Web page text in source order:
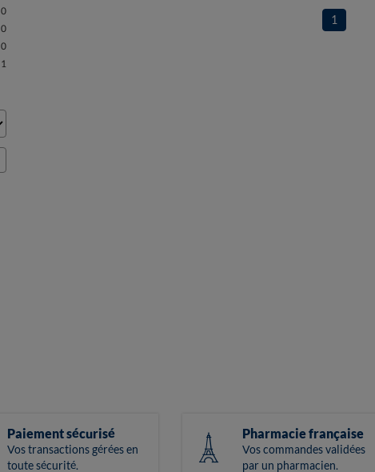
0
0
0
1
1
Paiement sécurisé
Vos transactions gérées en
toute sécurité.
Pharmacie française
Vos commandes validées
par un pharmacien.